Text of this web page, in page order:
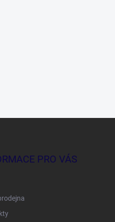
PRO VÁS